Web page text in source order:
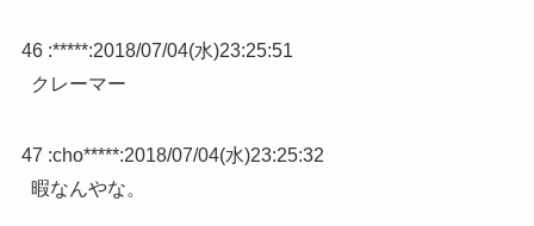
46 :*****:2018/07/04(水)23:25:51
クレーマー
47 :cho*****:2018/07/04(水)23:25:32
暇なんやな。